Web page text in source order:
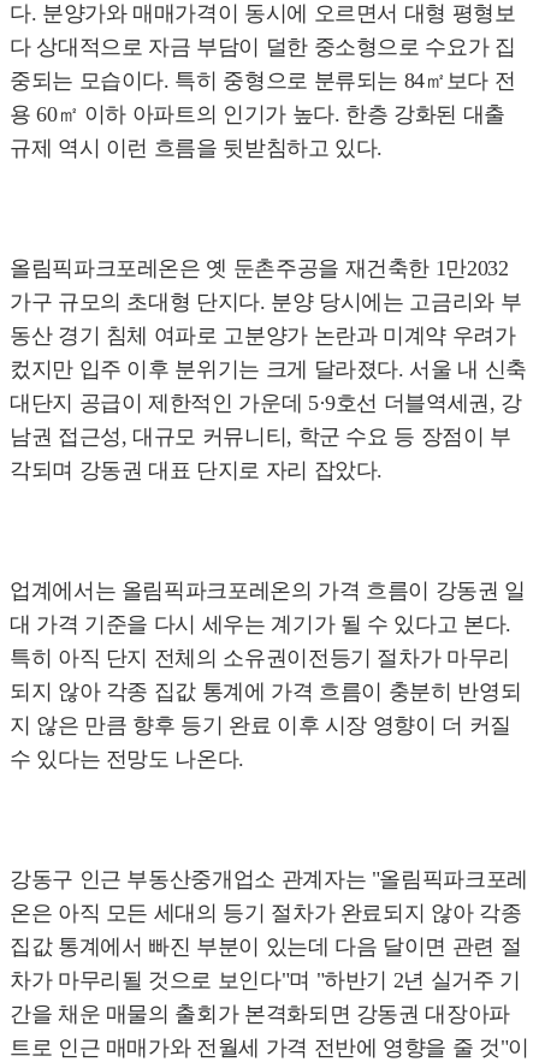
다. 분양가와 매매가격이 동시에 오르면서 대형 평형보
다 상대적으로 자금 부담이 덜한 중소형으로 수요가 집
중되는 모습이다. 특히 중형으로 분류되는 84㎡보다 전
용 60㎡ 이하 아파트의 인기가 높다. 한층 강화된 대출
규제 역시 이런 흐름을 뒷받침하고 있다.
올림픽파크포레온은 옛 둔촌주공을 재건축한 1만2032
가구 규모의 초대형 단지다. 분양 당시에는 고금리와 부
동산 경기 침체 여파로 고분양가 논란과 미계약 우려가
컸지만 입주 이후 분위기는 크게 달라졌다. 서울 내 신축
대단지 공급이 제한적인 가운데 5·9호선 더블역세권, 강
남권 접근성, 대규모 커뮤니티, 학군 수요 등 장점이 부
각되며 강동권 대표 단지로 자리 잡았다.
업계에서는 올림픽파크포레온의 가격 흐름이 강동권 일
대 가격 기준을 다시 세우는 계기가 될 수 있다고 본다.
특히 아직 단지 전체의 소유권이전등기 절차가 마무리
되지 않아 각종 집값 통계에 가격 흐름이 충분히 반영되
지 않은 만큼 향후 등기 완료 이후 시장 영향이 더 커질
수 있다는 전망도 나온다.
강동구 인근 부동산중개업소 관계자는 "올림픽파크포레
온은 아직 모든 세대의 등기 절차가 완료되지 않아 각종
집값 통계에서 빠진 부분이 있는데 다음 달이면 관련 절
차가 마무리될 것으로 보인다"며 "하반기 2년 실거주 기
간을 채운 매물의 출회가 본격화되면 강동권 대장아파
트로 인근 매매가와 전월세 가격 전반에 영향을 줄 것"이